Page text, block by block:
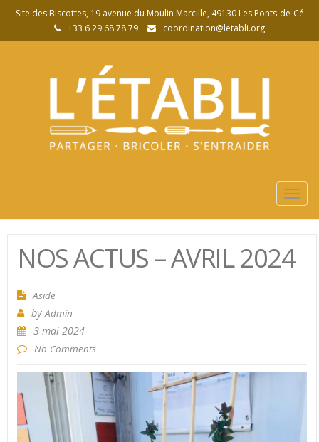
Site des Biscottes, 19 avenue du Moulin Marcille, 49130 Les Ponts-de-Cé
+33 6 29 68 78 79
coordination@letabli.org
NOS ACTUS – AVRIL 2024
Aside
byAdmin
3 mai 2024
No Comments